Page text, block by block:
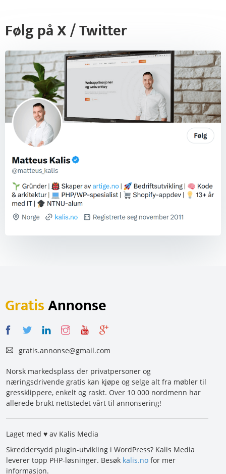
Følg på X / Twitter
GratisAnnonse
gratis.annonse@gmail.com
Norsk markedsplass der privatpersoner og
næringsdrivende gratis kan kjøpe og selge alt fra møbler til
gressklippere, enkelt og raskt. Over 10 000 nordmenn har
allerede brukt nettstedet vårt til annonsering!
Laget med ♥ av Kalis Media
Skreddersydd plugin-utvikling i WordPress? Kalis Media
leverer topp PHP-løsninger. Besøk kalis.no for mer
informasjon.